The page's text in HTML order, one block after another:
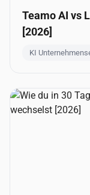
Teamo AI vs
[2026]
KI